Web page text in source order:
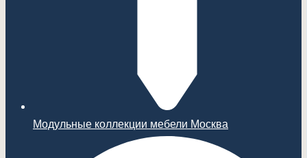
Модульные коллекции мебели Москва